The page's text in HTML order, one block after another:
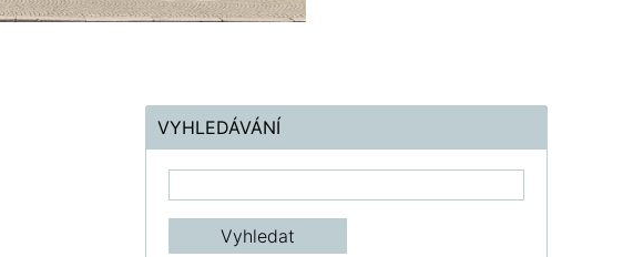
VYHLEDÁVÁNÍ